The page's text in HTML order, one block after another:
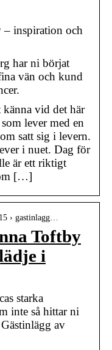
inspiration och
har ni börjat
vän och kund
vid det här
lever med en
satt sig i levern.
i nuet. Dag för
är ett riktigt
[…]
› gastinlagg…
Toftby
i
starka
inte så hittar ni
av